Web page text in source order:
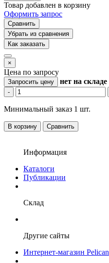
Товар добавлен в корзину
Оформить запрос
Сравнить
Убрать из сравнения
Как заказать
×
Цена по запросу
Запросить цену нет на складе
-
Минимальный заказ 1 шт.
В корзину Сравнить
Информация
Каталоги
Публикации
Склад
Другие сайты
Интернет-магазин Pelican